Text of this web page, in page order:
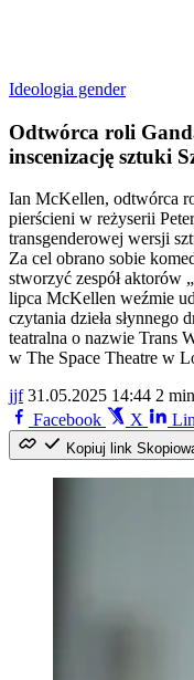
Ideologia gender
Odtwórca roli
inscenizację sztuki
Ian McKellen, odtwórca
pierścieni w reżyserii
transgenderowej wersji
Za cel obrano sobie
stworzyć zespół aktorów
lipca McKellen weźmie
czytania dzieła słynnego
teatralna o nazwie Trans
w The Space Theatre w
jjf 31.05.2025 14:44 2
Facebook
X
Kopiuj link